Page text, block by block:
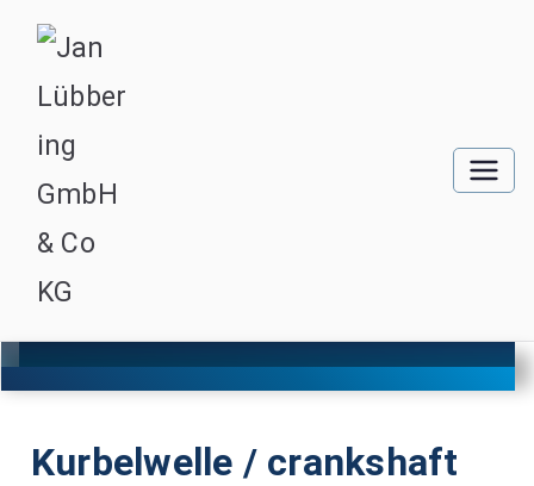
Kurbelwelle / crankshaft